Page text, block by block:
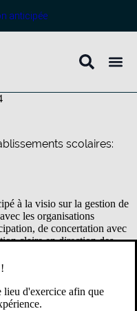
anticipée
scolaires:
à la visio sur la gestion de
les organisations
de concertation avec
claire en direction des
restées sans réponse.
lieu d'exercice afin que